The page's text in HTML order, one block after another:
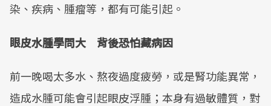
染、疾病、腫瘤等，都有可能引起。
眼皮水腫學問大 背後恐怕藏病因
前一晚喝太多水、熬夜過度疲勞，或是腎功能異常，
造成水腫可能會引起眼皮浮腫；本身有過敏體質，對